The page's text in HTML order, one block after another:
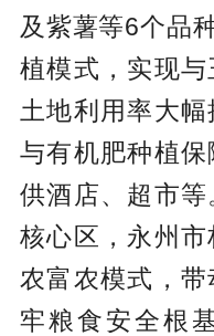
及紫薯等6个品
植模式，实现与
土地利用率大
与有机肥种植
供酒店、超市
核心区，永州
农富农模式，
牢粮食安全根